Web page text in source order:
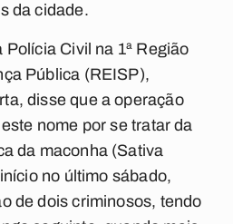
da cidade.
Civil na 1ª Região
Pública (REISP),
disse que a operação
nome por se tratar da
da maconha (Sativa
no último sábado,
de dois criminosos, tendo